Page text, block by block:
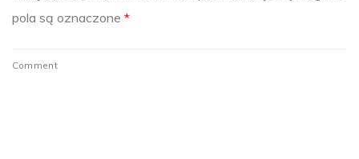
pola są oznaczone *